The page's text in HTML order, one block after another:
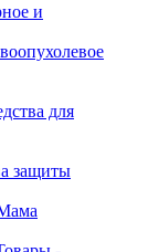
и
для
защиты